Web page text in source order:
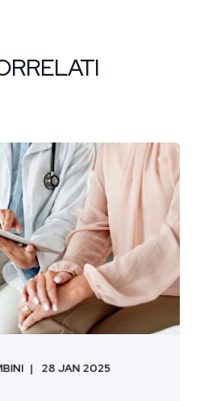
28 JAN 2025